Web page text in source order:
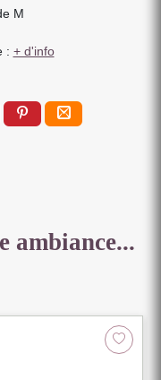
M
: + d'info
ambiance...